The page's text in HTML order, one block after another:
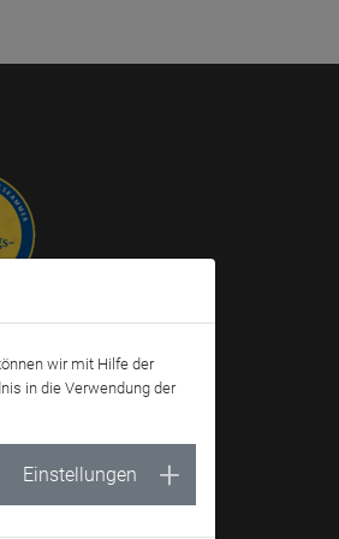
wir mit Hilfe der
in die Verwendung der
Einstellungen